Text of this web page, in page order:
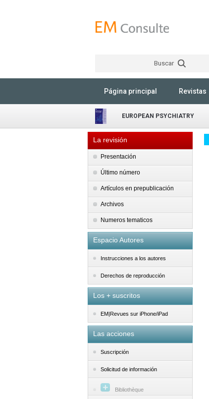
Buscar
Página principal Revistas
EUROPEAN PSYCHIATRY
La revisión
Presentación
Último número
Artículos en prepublicación
Archivos
Numeros tematicos
Espacio Autores
Instrucciones a los autores
Derechos de reproducción
Los + suscritos
EM|Revues sur iPhone/iPad
Las acciones
Suscripción
Solicitud de información
Bibliothèque